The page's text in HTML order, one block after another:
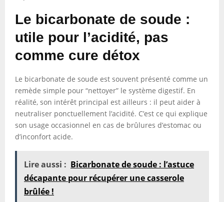
Le bicarbonate de soude :
utile pour l’acidité, pas
comme cure détox
Le bicarbonate de soude est souvent présenté comme un
remède simple pour “nettoyer” le système digestif. En
réalité, son intérêt principal est ailleurs : il peut aider à
neutraliser ponctuellement l’acidité. C’est ce qui explique
son usage occasionnel en cas de brûlures d’estomac ou
d’inconfort acide.
Lire aussi : Bicarbonate de soude : l’astuce
décapante pour récupérer une casserole
brûlée !